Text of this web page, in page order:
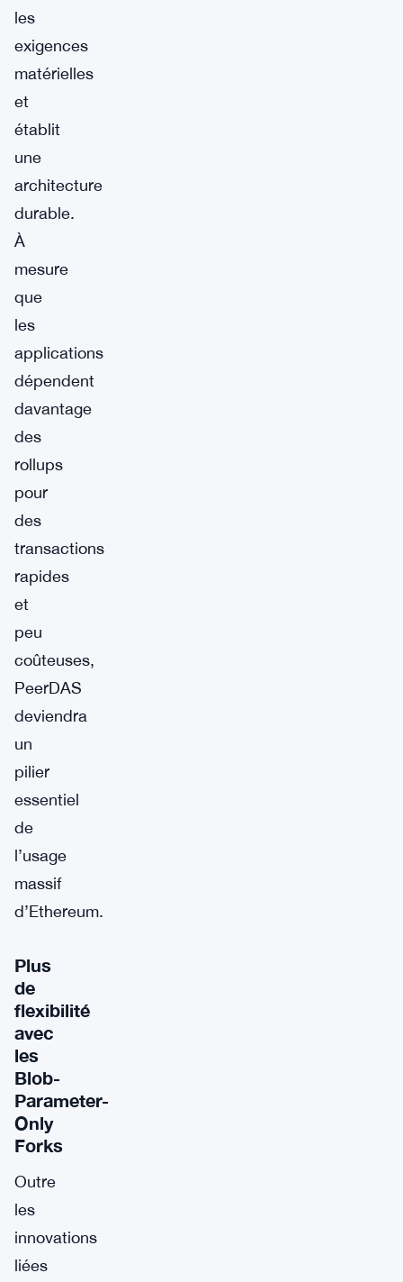
les
exigences
matérielles
et
établit
une
architecture
durable.
À
mesure
que
les
applications
dépendent
davantage
des
rollups
pour
des
transactions
rapides
et
peu
coûteuses,
PeerDAS
deviendra
un
pilier
essentiel
de
l’usage
massif
d’Ethereum.
Plus
de
flexibilité
avec
les
Blob-
Parameter-
Only
Forks
Outre
les
innovations
liées